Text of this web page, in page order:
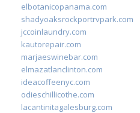
elbotanicopanama.com
shadyoaksrockportrvpark.com
jccoinlaundry.com
kautorepair.com
marjaeswinebar.com
elmazatlanclinton.com
ideacoffeenyc.com
odieschillicothe.com
lacantinitagalesburg.com